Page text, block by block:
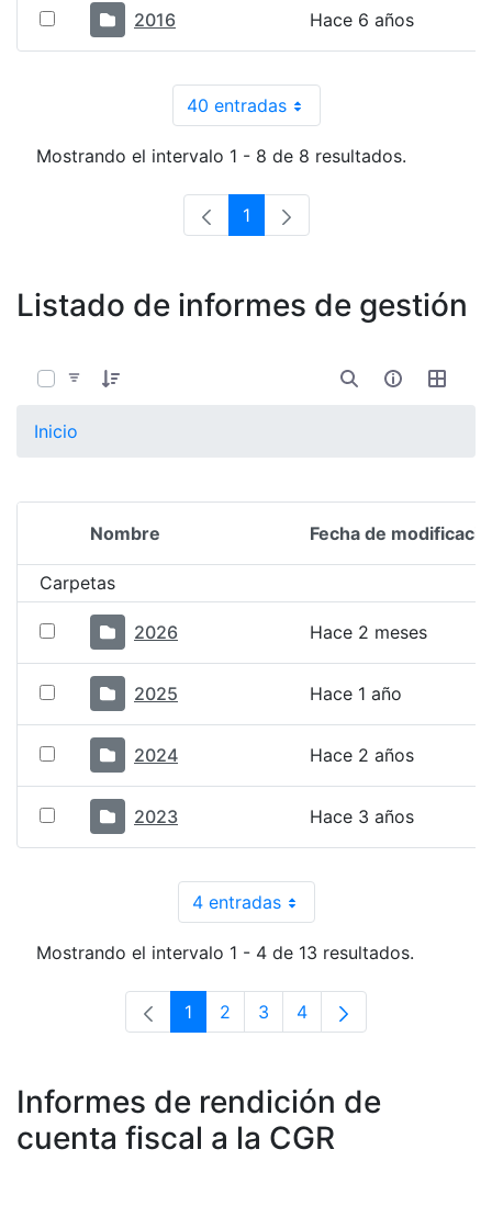
2016 Hace 6 años
40 entradasPor página
Mostrando el intervalo 1 - 8 de 8 resultados.
Página
1
Listado de informes de gestión
Inicio
Selección del elemento
Nombre Fecha de
Carpetas
2026 Hace 2 meses
2025 Hace 1 año
2024 Hace 2 años
2023 Hace 3 años
4 entradasPor página
Mostrando el intervalo 1 - 4 de 13 resultados.
Página
1 Página
2 Página
3 Página
4
Informes de rendición de
cuenta fiscal a la CGR